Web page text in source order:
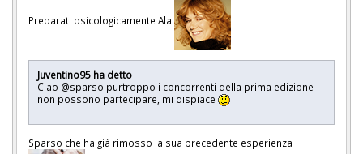
Preparati psicologicamente Ala
Juventino95 ha detto
Ciao @sparso purtroppo i concorrenti della prima edizione
non possono partecipare, mi dispiace
Sparso che ha già rimosso la sua precedente esperienza